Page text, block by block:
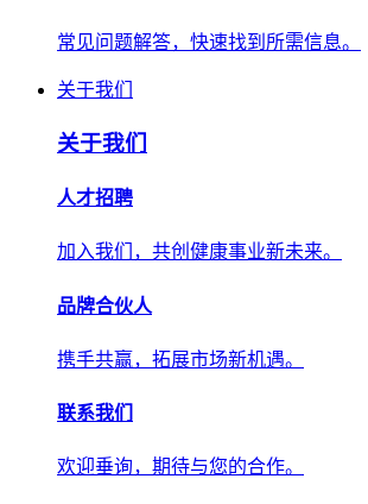
常见问题解答，快速找到所需信息。
关于我们
关于我们
人才招聘
加入我们，共创健康事业新未来。
品牌合伙人
携手共赢，拓展市场新机遇。
联系我们
欢迎垂询，期待与您的合作。